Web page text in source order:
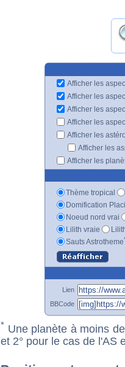
Afficher les
Afficher les
Afficher les
Afficher les
Afficher les
Afficher les
Afficher les
Thème tropical
Domification
Noeud nord vrai
Lilith vraie
Sauts Astrotheme
Lien
BBCode
* Une planète à moins
et 2° pour le cas de l'AS